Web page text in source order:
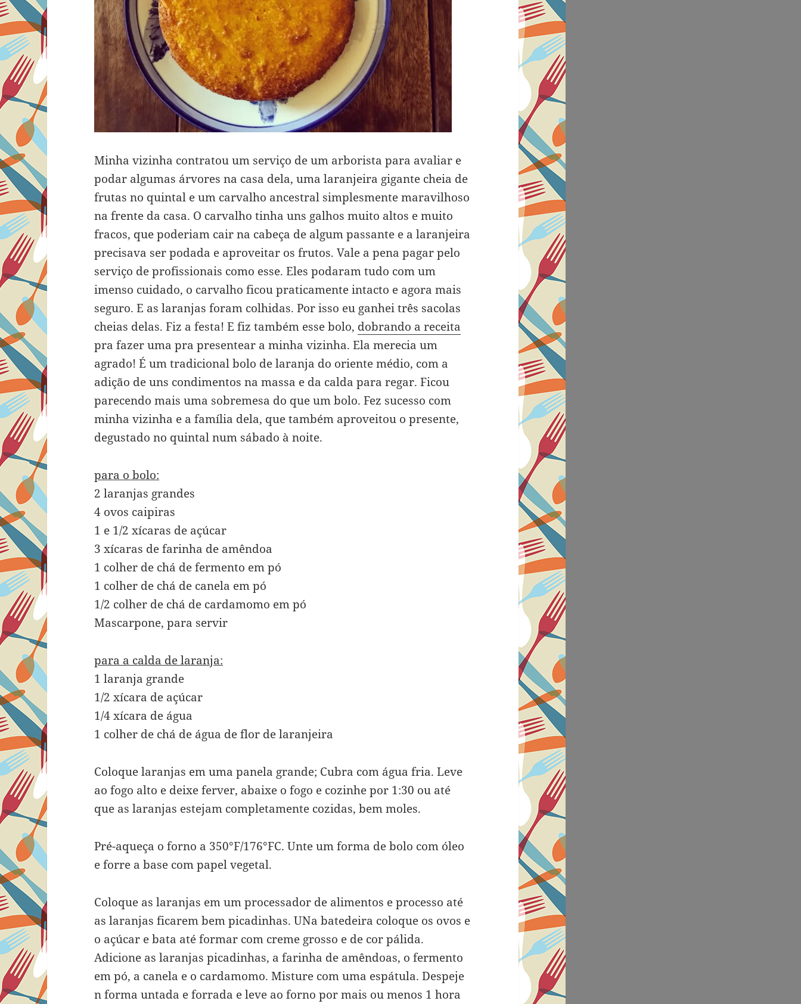
Minha vizinha contratou um serviço de um arborista para avaliar e
podar algumas árvores na casa dela, uma laranjeira gigante cheia de
frutas no quintal e um carvalho ancestral simplesmente maravilhoso
na frente da casa. O carvalho tinha uns galhos muito altos e muito
fracos, que poderiam cair na cabeça de algum passante e a laranjeira
precisava ser podada e aproveitar os frutos. Vale a pena pagar pelo
serviço de profissionais como esse. Eles podaram tudo com um
imenso cuidado, o carvalho ficou praticamente intacto e agora mais
seguro. E as laranjas foram colhidas. Por isso eu ganhei três sacolas
cheias delas. Fiz a festa! E fiz também esse bolo, dobrando a receita
pra fazer uma pra presentear a minha vizinha. Ela merecia um
agrado! É um tradicional bolo de laranja do oriente médio, com a
adição de uns condimentos na massa e da calda para regar. Ficou
parecendo mais uma sobremesa do que um bolo. Fez sucesso com
minha vizinha e a família dela, que também aproveitou o presente,
degustado no quintal num sábado à noite.
para o bolo:
2 laranjas grandes
4 ovos caipiras
1 e 1/2 xícaras de açúcar
3 xícaras de farinha de amêndoa
1 colher de chá de fermento em pó
1 colher de chá de canela em pó
1/2 colher de chá de cardamomo em pó
Mascarpone, para servir
para a calda de laranja:
1 laranja grande
1/2 xícara de açúcar
1/4 xícara de água
1 colher de chá de água de flor de laranjeira
Coloque laranjas em uma panela grande; Cubra com água fria. Leve
ao fogo alto e deixe ferver, abaixe o fogo e cozinhe por 1:30 ou até
que as laranjas estejam completamente cozidas, bem moles.
Pré-aqueça o forno a 350°F/176°FC. Unte um forma de bolo com óleo
e forre a base com papel vegetal.
Coloque as laranjas em um processador de alimentos e processo até
as laranjas ficarem bem picadinhas. UNa batedeira coloque os ovos e
o açúcar e bata até formar com creme grosso e de cor pálida.
Adicione as laranjas picadinhas, a farinha de amêndoas, o fermento
em pó, a canela e o cardamomo. Misture com uma espátula. Despeje
n forma untada e forrada e leve ao forno por mais ou menos 1 hora